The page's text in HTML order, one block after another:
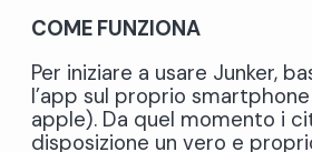
COME FUNZIONA
Per iniziare a usare Junker,
l’app sul proprio
apple). Da quel momento i
disposizione un vero e